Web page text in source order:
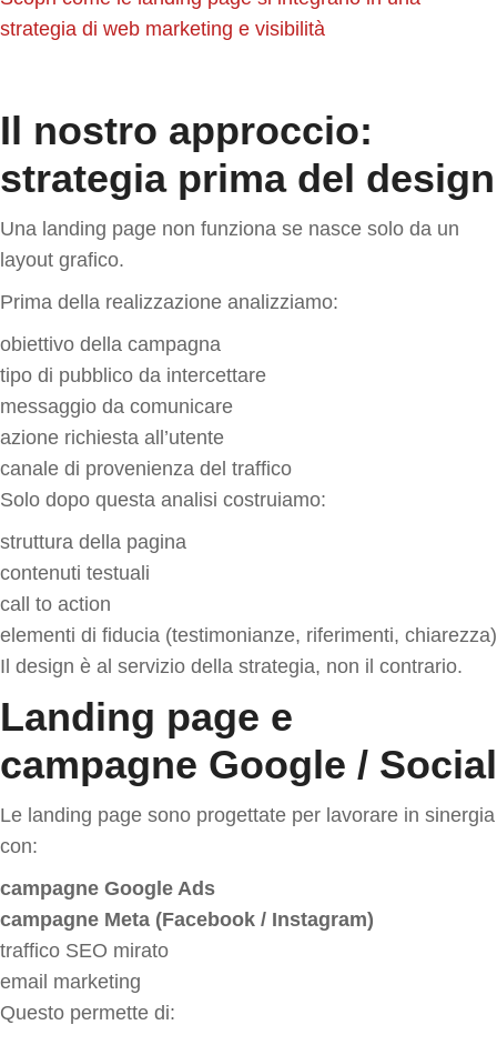
strategia di web marketing e visibilità
Il nostro approccio:
strategia prima del design
Una landing page non funziona se nasce solo da un
layout grafico.
Prima della realizzazione analizziamo:
obiettivo della campagna
tipo di pubblico da intercettare
messaggio da comunicare
azione richiesta all’utente
canale di provenienza del traffico
Solo dopo questa analisi costruiamo:
struttura della pagina
contenuti testuali
call to action
elementi di fiducia (testimonianze, riferimenti, chiarezza)
Il design è al servizio della strategia, non il contrario.
Landing page e
campagne Google / Social
Le landing page sono progettate per lavorare in sinergia
con:
campagne Google Ads
campagne Meta (Facebook / Instagram)
traffico SEO mirato
email marketing
Questo permette di: